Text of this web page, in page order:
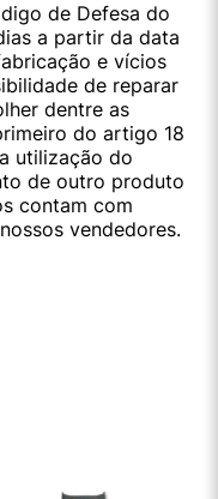
de Defesa do
a partir da data
e vícios
de reparar
dentre as
do artigo 18
utilização do
de outro produto
contam com
vendedores.